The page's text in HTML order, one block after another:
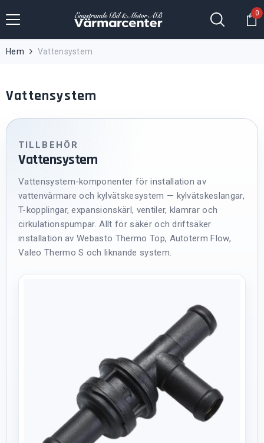
0
0
Hem Vattensystem
Vattensystem
TILLBEHÖR
Vattensystem
Vattensystem-komponenter för installation av
vattenvärmare och kylvätskesystem — kylvätskeslangar,
T-kopplingar, expansionskärl, ventiler, klamrar och
cirkulationspumpar. Allt för säker och driftsäker
installation av Webasto Thermo Top, Autoterm Flow,
Valeo Thermo S och liknande system.